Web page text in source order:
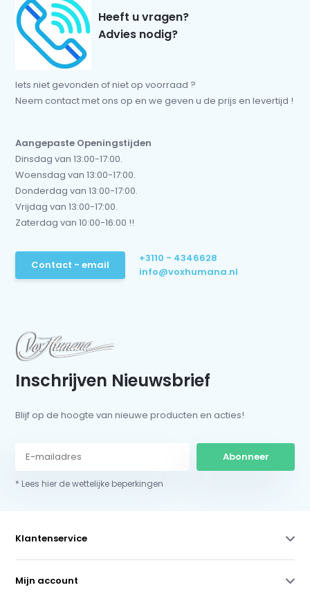
Heeft u vragen?
Advies nodig?
Iets niet gevonden of niet op voorraad ?
Neem contact met ons op en we geven u de prijs en levertijd !
Aangepaste Openingstijden
Dinsdag van 13:00-17:00.
Woensdag van 13:00-17:00.
Donderdag van 13:00-17:00.
Vrijdag van 13:00-17:00.
Zaterdag van 10:00-16:00 !!
Contact - email
+3110 - 4346628
info@voxhumana.nl
Inschrijven Nieuwsbrief
Blijf op de hoogte van nieuwe producten en acties!
Abonneer
* Lees hier de wettelijke beperkingen
Klantenservice
Mijn account